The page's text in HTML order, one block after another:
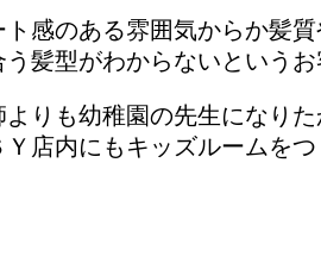
感のある雰囲気からか髪
髪型がわからないという
りも幼稚園の先生になり
店内にもキッズルームを